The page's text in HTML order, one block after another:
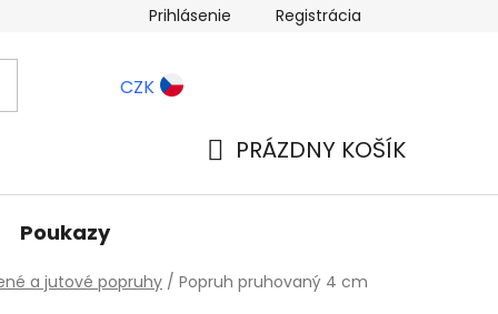
Blog
Prihlásenie Registrácia
CZK
PRÁZDNY KOŠÍK
Poukazy
a jutové popruhy / Popruh pruhovaný 4 cm